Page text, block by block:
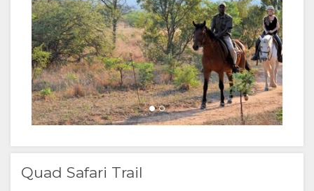
Quad Safari Trail